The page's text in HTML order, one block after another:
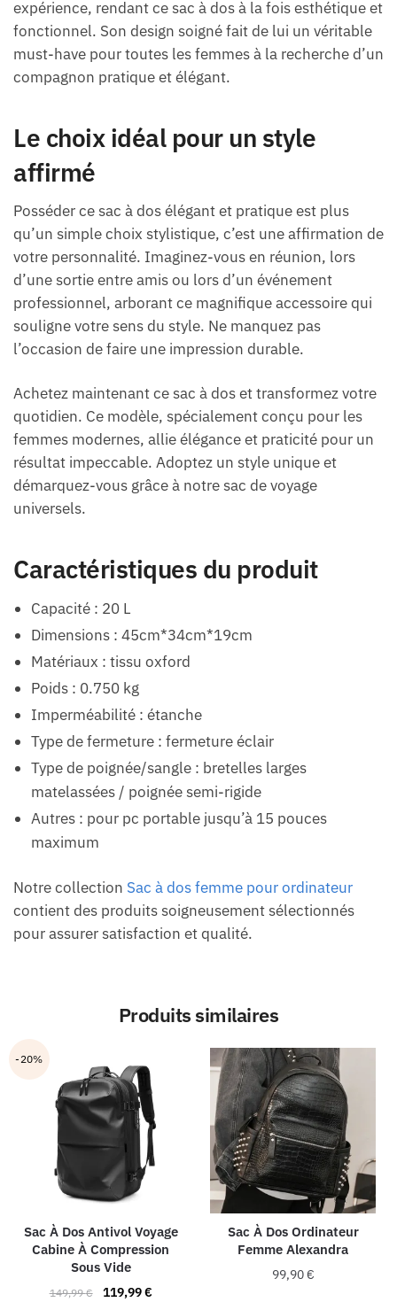
expérience, rendant ce sac à dos à la fois esthétique et
fonctionnel. Son design soigné fait de lui un véritable
must-have pour toutes les femmes à la recherche d’un
compagnon pratique et élégant.
Le choix idéal pour un style
affirmé
Posséder ce sac à dos élégant et pratique est plus
qu’un simple choix stylistique, c’est une affirmation de
votre personnalité. Imaginez-vous en réunion, lors
d’une sortie entre amis ou lors d’un événement
professionnel, arborant ce magnifique accessoire qui
souligne votre sens du style. Ne manquez pas
l’occasion de faire une impression durable.
Achetez maintenant ce sac à dos et transformez votre
quotidien. Ce modèle, spécialement conçu pour les
femmes modernes, allie élégance et praticité pour un
résultat impeccable. Adoptez un style unique et
démarquez-vous grâce à notre sac de voyage
universels.
Caractéristiques du produit
Capacité : 20 L
Dimensions : 45cm*34cm*19cm
Matériaux : tissu oxford
Poids : 0.750 kg
Imperméabilité : étanche
Type de fermeture : fermeture éclair
Type de poignée/sangle : bretelles larges
matelassées / poignée semi-rigide
Autres : pour pc portable jusqu’à 15 pouces
maximum
Notre collection Sac à dos femme pour ordinateur
contient des produits soigneusement sélectionnés
pour assurer satisfaction et qualité.
Produits similaires
-20%
Sac À Dos Antivol Voyage
Cabine À Compression
Sous Vide
149,99€
Le
119,99€Le
Sac À Dos Ordinateur
Femme Alexandra
99,90€